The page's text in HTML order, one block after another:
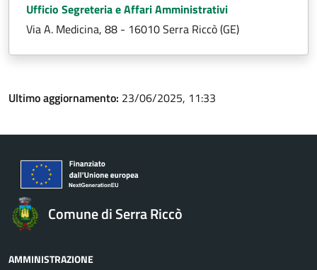
Ufficio Segreteria e Affari Amministrativi
Via A. Medicina, 88 - 16010 Serra Riccò (GE)
Ultimo aggiornamento: 23/06/2025, 11:33
Comune di Serra Riccò
AMMINISTRAZIONE